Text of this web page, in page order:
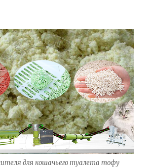
для кошачьего туалета тофу